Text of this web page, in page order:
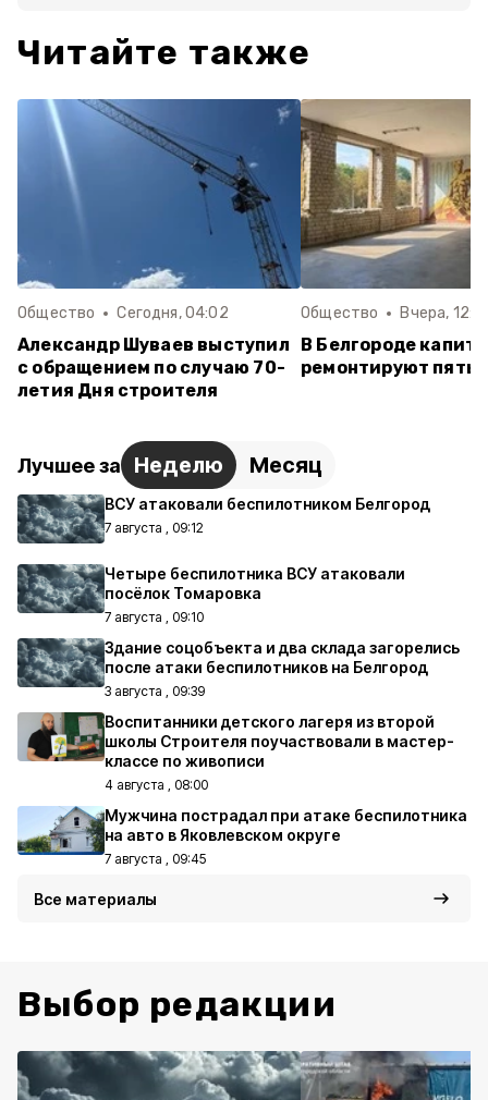
Читайте также
Общество Сегодня, 04:02
Александр Шуваев выступил
с обращением по случаю 70-
летия Дня строителя
Общество Вчера,
В Белгороде
ремонтируют пять
Лучшее за Неделю Месяц
ВСУ атаковали беспилотником Белгород
7 августа , 09:12
Четыре беспилотника ВСУ атаковали
посёлок Томаровка
7 августа , 09:10
Здание соцобъекта и два склада загорелись
после атаки беспилотников на Белгород
3 августа , 09:39
Воспитанники детского лагеря из второй
школы Строителя поучаствовали в мастер-
классе по живописи
4 августа , 08:00
Мужчина пострадал при атаке беспилотника
на авто в Яковлевском округе
7 августа , 09:45
Все материалы
Выбор редакции